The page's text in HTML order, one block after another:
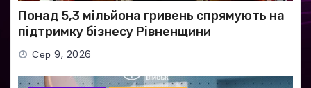
Понад 5,3 мільйона гривень спрямують на
підтримку бізнесу Рівненщини
Сер 9, 2026